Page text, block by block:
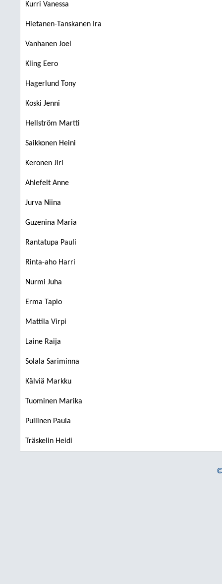
Kurri Vanessa
Hietanen-Tanskanen Ira
Vanhanen Joel
Kling Eero
Hagerlund Tony
Koski Jenni
Hellström Martti
Saikkonen Heini
Keronen Jiri
Ahlefelt Anne
Jurva Niina
Guzenina Maria
Rantatupa Pauli
Rinta-aho Harri
Nurmi Juha
Erma Tapio
Mattila Virpi
Laine Raija
Solala Sariminna
Kälviä Markku
Tuominen Marika
Pullinen Paula
Träskelin Heidi